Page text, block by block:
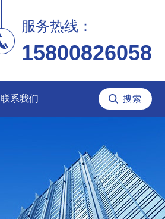
服务热线：
15800826058
联系我们